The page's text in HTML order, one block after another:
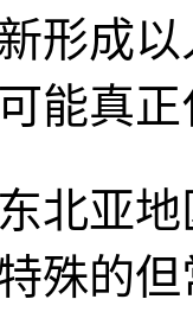
形成
能真
北亚
殊的